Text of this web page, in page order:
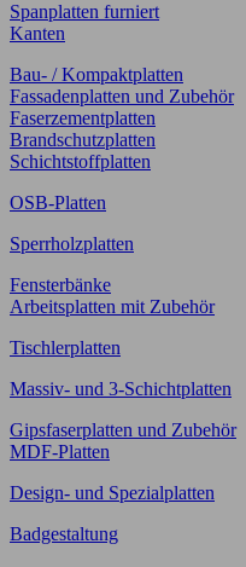
Spanplatten furniert
Kanten
Bau- / Kompaktplatten
Fassadenplatten und Zubehör
Faserzementplatten
Brandschutzplatten
Schichtstoffplatten
OSB-Platten
Sperrholzplatten
Fensterbänke
Arbeitsplatten mit Zubehör
Tischlerplatten
Massiv- und 3-Schichtplatten
Gipsfaserplatten und Zubehör
MDF-Platten
Design- und Spezialplatten
Badgestaltung